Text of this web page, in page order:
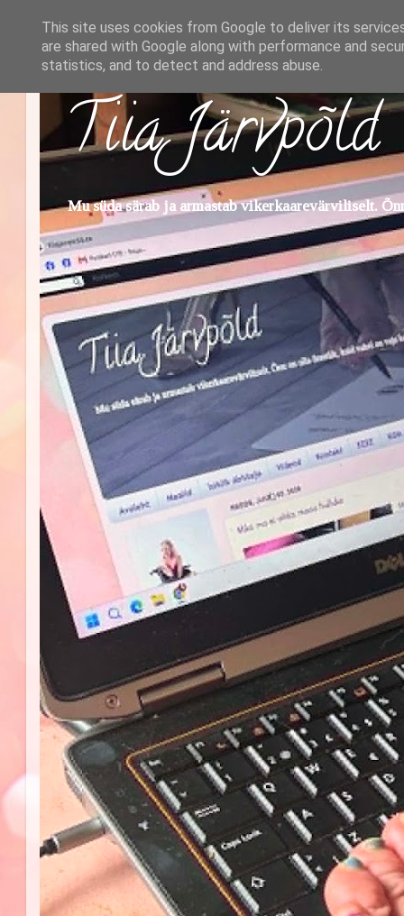
Tiia Järvpõld
Mu süda särab ja armastab vikerkaarevärviliselt.
This site uses cookies from Google to deliver its
are shared with Google along with performance and
statistics, and to detect and address abuse.